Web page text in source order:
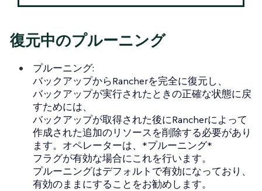
復元中のプルーニング
プルーニング:
バックアップからRancherを完全に復元し、
バックアップが実行されたときの正確な状態に戻
すためには、
バックアップが取得された後にRancherによって
作成された追加のリソースを削除する必要があり
ます。オペレーターは、*プルーニング*
フラグが有効な場合にこれを行います。
プルーニングはデフォルトで有効になっており、
有効のままにすることをお勧めします。